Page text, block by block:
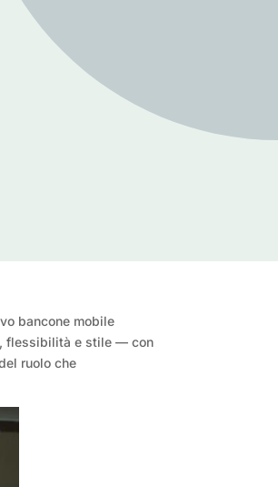
bancone mobile
flessibilità e stile — con
ruolo che